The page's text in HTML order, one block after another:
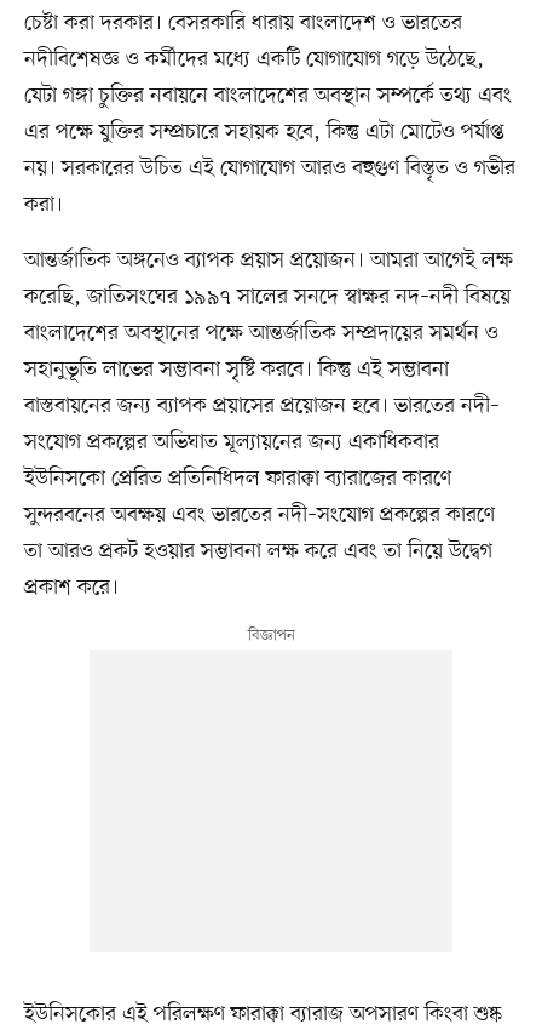
চেষ্টা করা দরকার। বেসরকারি ধারায় বাংলাদেশ ও ভারতের
নদীবিশেষজ্ঞ ও কর্মীদের মধ্যে একটি যোগাযোগ গড়ে উঠেছে,
যেটা গঙ্গা চুক্তির নবায়নে বাংলাদেশের অবস্থান সম্পর্কে তথ্য এবং
এর পক্ষে যুক্তির সম্প্রচারে সহায়ক হবে, কিন্তু এটা মোটেও পর্যাপ্ত
নয়। সরকারের উচিত এই যোগাযোগ আরও বহুগুণ বিস্তৃত ও গভীর
করা।
আন্তর্জাতিক অঙ্গনেও ব্যাপক প্রয়াস প্রয়োজন। আমরা আগেই লক্ষ
করেছি, জাতিসংঘের ১৯৯৭ সালের সনদে স্বাক্ষর নদ–নদী বিষয়ে
বাংলাদেশের অবস্থানের পক্ষে আন্তর্জাতিক সম্প্রদায়ের সমর্থন ও
সহানুভূতি লাভের সম্ভাবনা সৃষ্টি করবে। কিন্তু এই সম্ভাবনা
বাস্তবায়নের জন্য ব্যাপক প্রয়াসের প্রয়োজন হবে। ভারতের নদী–
সংযোগ প্রকল্পের অভিঘাত মূল্যায়নের জন্য একাধিকবার
ইউনিসকো প্রেরিত প্রতিনিধিদল ফারাক্কা ব্যারাজের কারণে
সুন্দরবনের অবক্ষয় এবং ভারতের নদী–সংযোগ প্রকল্পের কারণে
তা আরও প্রকট হওয়ার সম্ভাবনা লক্ষ করে এবং তা নিয়ে উদ্বেগ
প্রকাশ করে।
ইউনিসকোর এই পরিলক্ষণ ফারাক্কা ব্যারাজ অপসারণ কিংবা শুষ্ক